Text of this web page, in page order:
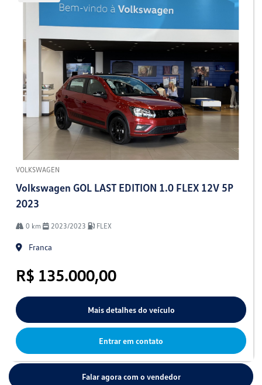
VOLKSWAGEN
Volkswagen GOL LAST EDITION 1.0 FLEX 12V 5P
2023
0 km 2023/2023 FLEX
Franca
R$ 135.000,00
Mais detalhes do veículo
Entrar em contato
Falar agora com o vendedor